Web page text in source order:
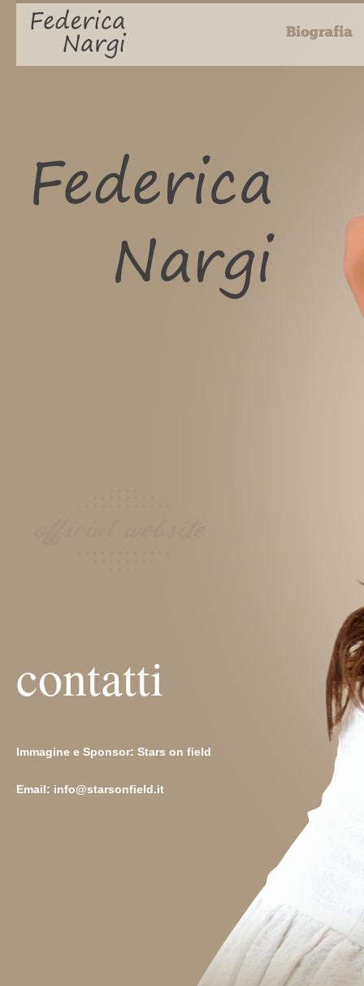
contatti
Immagine e Sponsor: Stars on field
Email: info@starsonfield.it